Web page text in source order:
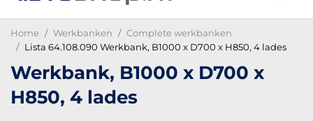
Home Werkbanken
Complete werkbanken
Lista 64.108.090 Werkbank, B1000 x D700 x H850, 4 lades
Werkbank, B1000 x D700 x
H850, 4 lades